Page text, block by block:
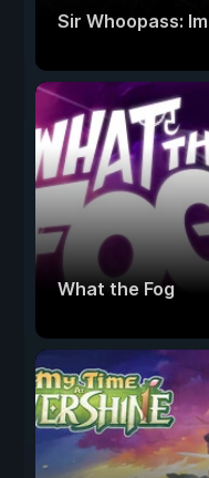
Sir Whoopass:
What the Fog